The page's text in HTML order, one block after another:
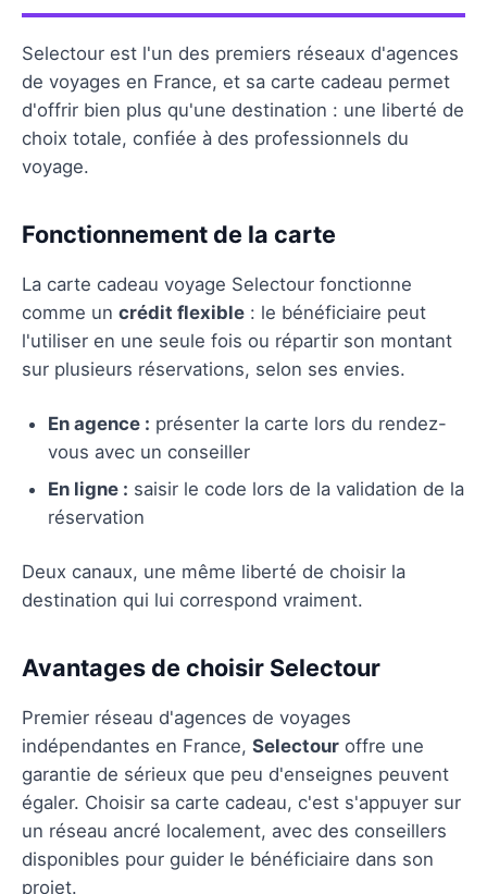
Selectour est l'un des premiers réseaux d'agences
de voyages en France, et sa carte cadeau permet
d'offrir bien plus qu'une destination : une liberté de
choix totale, confiée à des professionnels du
voyage.
Fonctionnement de la carte
La carte cadeau voyage Selectour fonctionne
comme un crédit flexible : le bénéficiaire peut
l'utiliser en une seule fois ou répartir son montant
sur plusieurs réservations, selon ses envies.
En agence : présenter la carte lors du rendez-
vous avec un conseiller
En ligne : saisir le code lors de la validation de la
réservation
Deux canaux, une même liberté de choisir la
destination qui lui correspond vraiment.
Avantages de choisir Selectour
Premier réseau d'agences de voyages
indépendantes en France, Selectour offre une
garantie de sérieux que peu d'enseignes peuvent
égaler. Choisir sa carte cadeau, c'est s'appuyer sur
un réseau ancré localement, avec des conseillers
disponibles pour guider le bénéficiaire dans son
projet.